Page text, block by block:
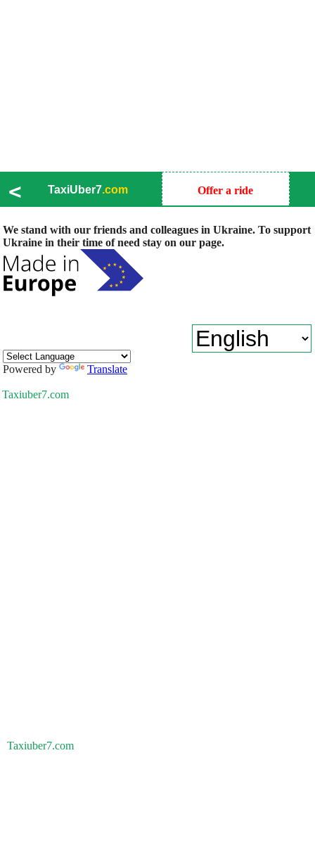
< TaxiUber7.com Offer a ride
We stand with our friends and colleagues in Ukraine. To support
Ukraine in their time of need stay on our page.
Powered by Translate
Taxiuber7.com
Taxiuber7.com